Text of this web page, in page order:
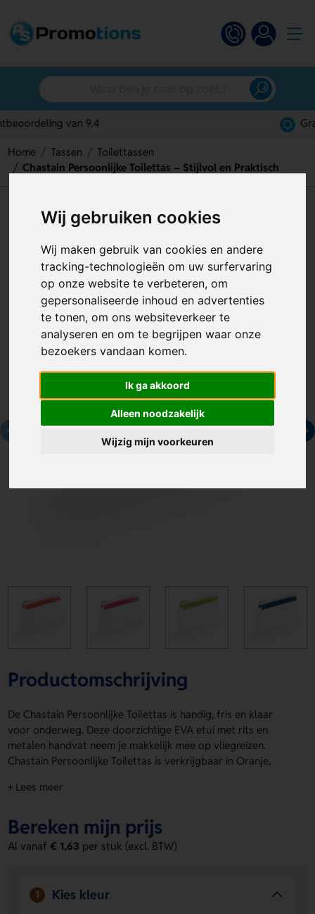
Wij gebruiken cookies
Wij maken gebruik van cookies en andere
tracking-technologieën om uw surfervaring
op onze website te verbeteren, om
gepersonaliseerde inhoud en advertenties
te tonen, om ons websiteverkeer te
analyseren en om te begrijpen waar onze
bezoekers vandaan komen.
Ik ga akkoord
Alleen noodzakelijk
Wijzig mijn voorkeuren
Home Tassen
Toilettassen
Chastain Persoonlijke Toilettas – Stijlvol en Praktisch
Chastain Persoonlijke Toilettas
Artikelnummer:127209
Productomschrijving
De Chastain Persoonlijke Toilettas is handig, fris en klaar
voor onderweg. Deze doorzichtige EVA etui met rits en
metalen handvat neem je makkelijk mee op vliegreizen.
Chastain Persoonlijke Toilettas is verkrijgbaar in Oranje,
van 200 x 145 x 70 mm heb je genoeg ruimte voor je basics.
Achterzijde of Voorzijde. Bestel of vraag een prijs op.
Voordelen van de Chastain Persoonlijke
Handig voor op reis.
Door het compacte formaat neem
je hem zo mee in je bagage.
+ Lees meer
Bereken mijn prijs
Al vanaf€ 1,63 per stuk (excl. BTW)
1 Kies kleur